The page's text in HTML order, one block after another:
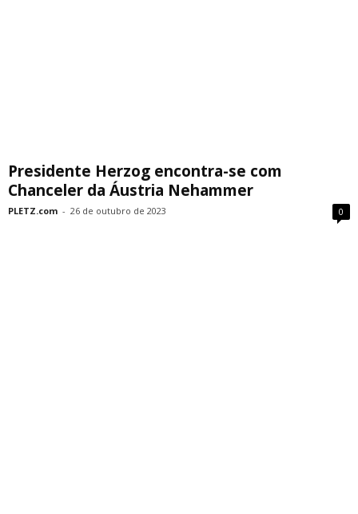
Presidente Herzog encontra-se com
Chanceler da Áustria Nehammer
PLETZ.com - 26 de outubro de 2023 0